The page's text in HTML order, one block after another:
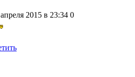
2015 в 23:34 0